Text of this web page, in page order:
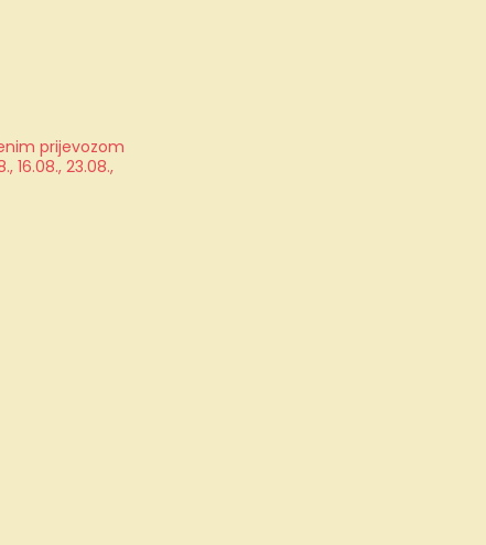
prijevozom
16.08., 23.08.,